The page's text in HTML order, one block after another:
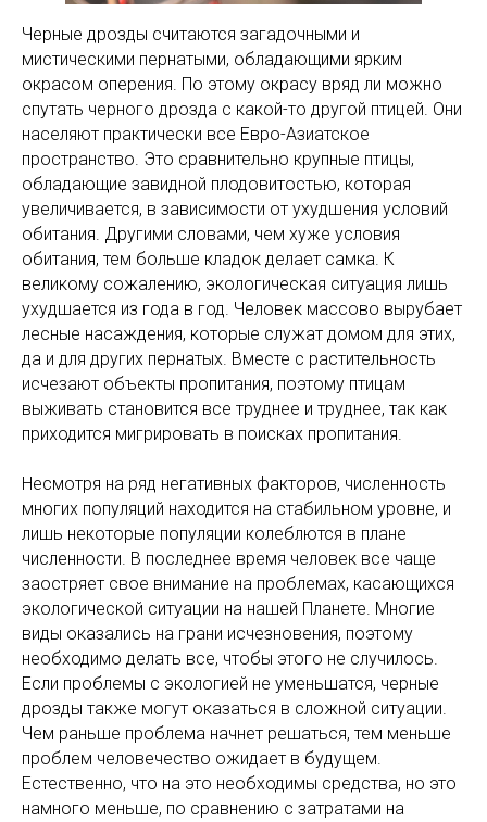
Черные дрозды считаются загадочными и
мистическими пернатыми, обладающими ярким
окрасом оперения. По этому окрасу вряд ли можно
спутать черного дрозда с какой-то другой птицей. Они
населяют практически все Евро-Азиатское
пространство. Это сравнительно крупные птицы,
обладающие завидной плодовитостью, которая
увеличивается, в зависимости от ухудшения условий
обитания. Другими словами, чем хуже условия
обитания, тем больше кладок делает самка. К
великому сожалению, экологическая ситуация лишь
ухудшается из года в год. Человек массово вырубает
лесные насаждения, которые служат домом для этих,
да и для других пернатых. Вместе с растительность
исчезают объекты пропитания, поэтому птицам
выживать становится все труднее и труднее, так как
приходится мигрировать в поисках пропитания.
Несмотря на ряд негативных факторов, численность
многих популяций находится на стабильном уровне, и
лишь некоторые популяции колеблются в плане
численности. В последнее время человек все чаще
заостряет свое внимание на проблемах, касающихся
экологической ситуации на нашей Планете. Многие
виды оказались на грани исчезновения, поэтому
необходимо делать все, чтобы этого не случилось.
Если проблемы с экологией не уменьшатся, черные
дрозды также могут оказаться в сложной ситуации.
Чем раньше проблема начнет решаться, тем меньше
проблем человечество ожидает в будущем.
Естественно, что на это необходимы средства, но это
намного меньше, по сравнению с затратами на